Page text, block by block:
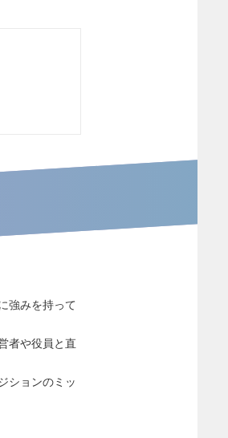
強みを持って
者や役員と直
ションのミッ